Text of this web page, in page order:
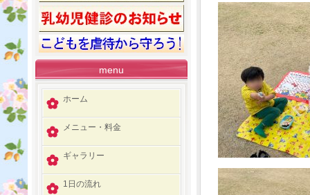
menu
ホーム
メニュー・料金
ギャラリー
1日の流れ